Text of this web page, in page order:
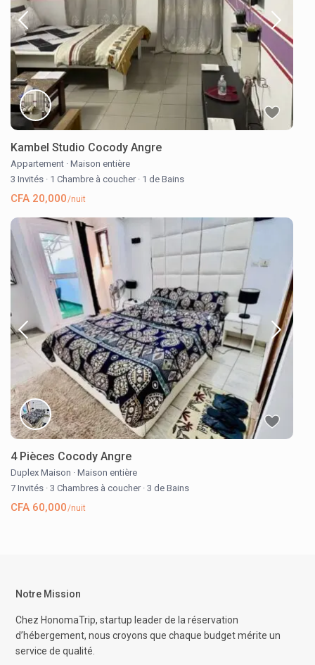
Kambel Studio Cocody Angre
Appartement · Maison entière
3 Invités · 1 Chambre à coucher · 1 de Bains
CFA 20,000/nuit
4 Pièces Cocody Angre
Duplex Maison · Maison entière
7 Invités · 3 Chambres à coucher · 3 de Bains
CFA 60,000/nuit
Notre Mission
Chez HonomaTrip, startup leader de la réservation
d’hébergement, nous croyons que chaque budget mérite un
service de qualité.